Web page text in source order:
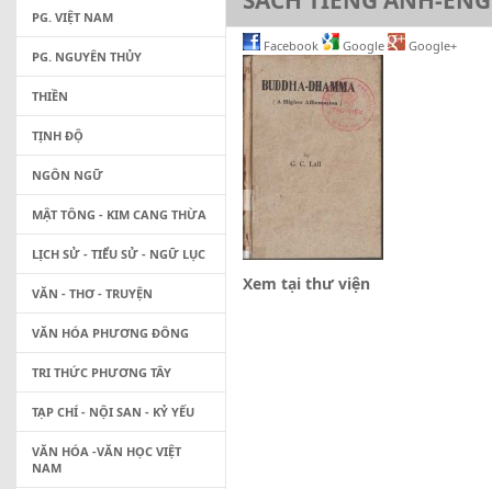
Facebook Google Google+
Xem tại thư viện
PG. VIỆT NAM
PG. NGUYÊN THỦY
THIỀN
TỊNH ĐỘ
NGÔN NGỮ
MẬT TÔNG - KIM CANG THỪA
LỊCH SỬ - TIỂU SỬ - NGỮ LỤC
VĂN - THƠ - TRUYỆN
VĂN HÓA PHƯƠNG ĐÔNG
TRI THỨC PHƯƠNG TÂY
TẠP CHÍ - NỘI SAN - KỶ YẾU
VĂN HÓA -VĂN HỌC VIỆT
NAM